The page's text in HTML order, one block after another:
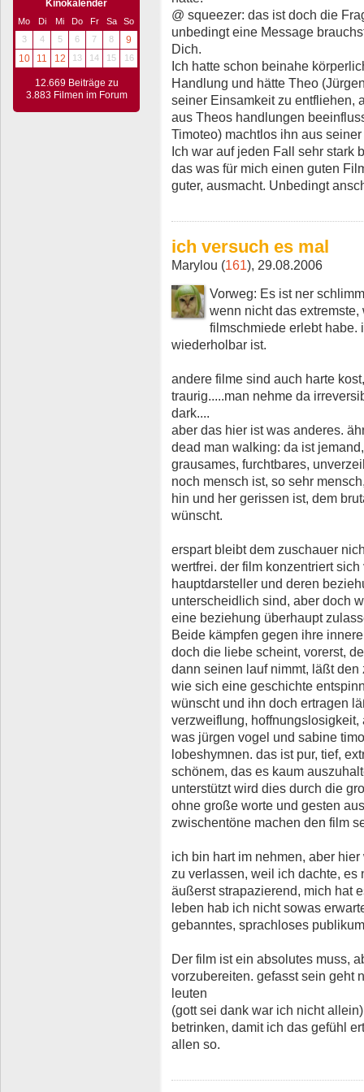
Kinokalender
Mo Di Mi Do Fr Sa
So
3
4 5 6 7 8
9
10
11 12 13 14 15 16
12.669 Beiträge zu
3.883 Filmen im Forum
@ squeezer: das ist doch die
unbedingt eine Message
Dich.
Ich hatte schon beinahe
Handlung und hätte Theo
seiner Einsamkeit zu entfliehen,
aus Theos handlungen
Timoteo) machtlos ihn aus
Ich war auf jeden Fall sehr stark
das was für mich einen guten
guter, ausmacht. Unbedingt
ich versuch es mal
Marylou (161), 29.08.2006
Vorweg: Es ist ner
wenn nicht das
filmschmiede erlebt habe.
wiederholbar ist.
andere filme sind auch harte
traurig.....man nehme da
dark....
aber das hier ist was anderes.
dead man walking: da ist
grausames, furchtbares,
noch mensch ist, so sehr
hin und her gerissen ist, dem
wünscht.
erspart bleibt dem zuschauer
wertfrei. der film konzentriert
hauptdarsteller und deren
unterscheidlich sind, aber doch
eine beziehung überhaupt
Beide kämpfen gegen ihre
doch die liebe scheint, vorerst,
dann seinen lauf nimmt, läßt
wie sich eine geschichte
wünscht und ihn doch ertragen
verzweiflung, hoffnungslosigkeit,
was jürgen vogel und sabine
lobeshymnen. das ist pur, tief,
schönem, das es kaum
unterstützt wird dies durch die
ohne große worte und gesten
zwischentöne machen den film
ich bin hart im nehmen, aber
zu verlassen, weil ich dachte,
äußerst strapazierend, mich hat
leben hab ich nicht sowas
gebanntes, sprachloses
Der film ist ein absolutes muss,
vorzubereiten. gefasst sein geht
leuten
(gott sei dank war ich nicht
betrinken, damit ich das gefühl
allen so.